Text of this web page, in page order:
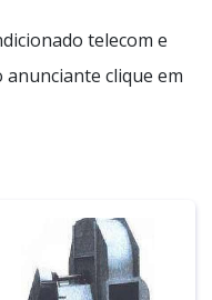
telecom e
clique em